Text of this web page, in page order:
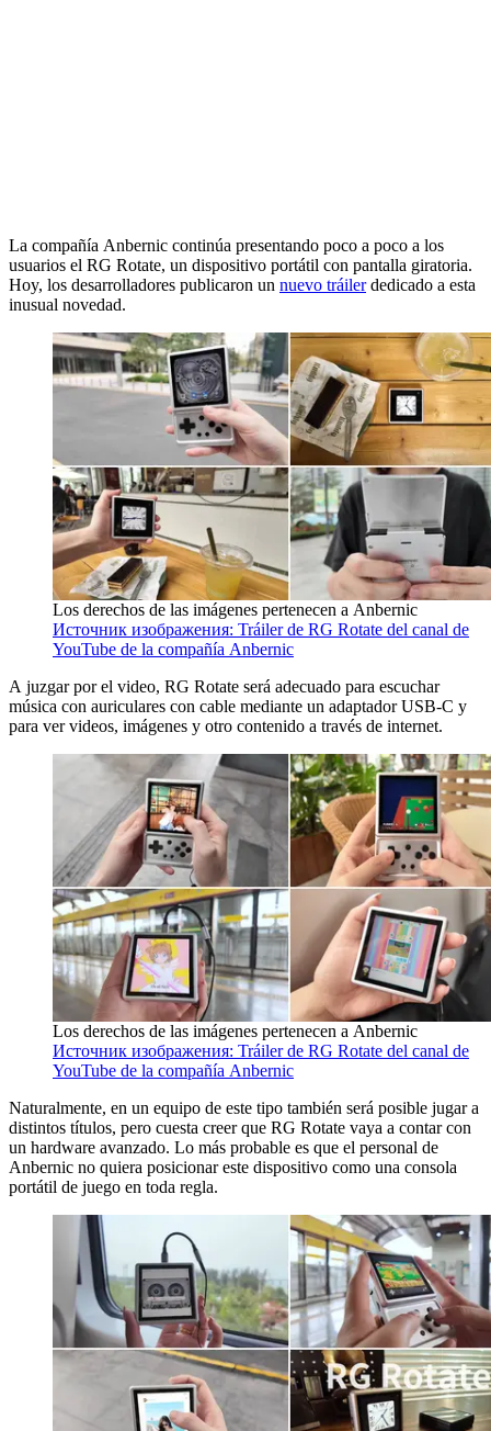
La compañía Anbernic continúa presentando poco a poco a los
usuarios el RG Rotate, un dispositivo portátil con pantalla giratoria.
Hoy, los desarrolladores publicaron un nuevo tráilerdedicado a esta
inusual novedad.
Los derechos de las imágenes pertenecen a Anbernic
Источник изображения: Tráiler de RG Rotate del canal de
YouTube de la compañía Anbernic
A juzgar por el video, RG Rotate será adecuado para escuchar
música con auriculares con cable mediante un adaptador USB-C y
para ver videos, imágenes y otro contenido a través de internet.
Los derechos de las imágenes pertenecen a Anbernic
Источник изображения: Tráiler de RG Rotate del canal de
YouTube de la compañía Anbernic
Naturalmente, en un equipo de este tipo también será posible jugar a
distintos títulos, pero cuesta creer que RG Rotate vaya a contar con
un hardware avanzado. Lo más probable es que el personal de
Anbernic no quiera posicionar este dispositivo como una consola
portátil de juego en toda regla.